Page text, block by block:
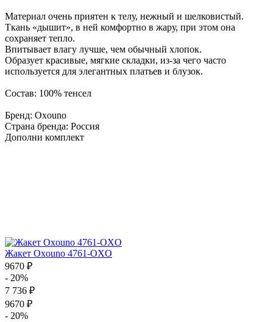
Материал очень приятен к телу, нежный и шелковистый.
Ткань «дышит», в ней комфортно в жару, при этом она
сохраняет тепло.
Впитывает влагу лучше, чем обычный хлопок.
Образует красивые, мягкие складки, из-за чего часто
используется для элегантных платьев и блузок.
Состав: 100% тенсел
Бренд: Oxouno
Страна бренда: Россия
Дополни комплект
Жакет Oxouno 4761-OXO
9670 ₽
- 20%
7 736 ₽
9670 ₽
- 20%